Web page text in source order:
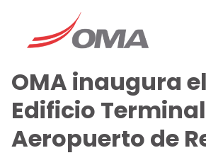
OMA inaugura
Edificio
Aeropuerto de